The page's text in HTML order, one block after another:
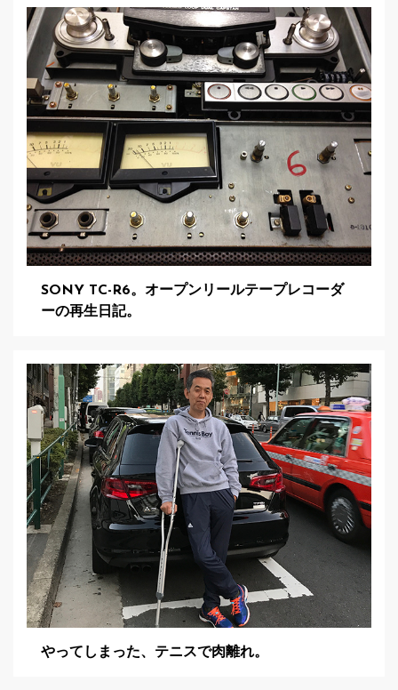
SONY TC-R6。オープンリールテープレコーダ
ーの再生日記。
やってしまった、テニスで肉離れ。